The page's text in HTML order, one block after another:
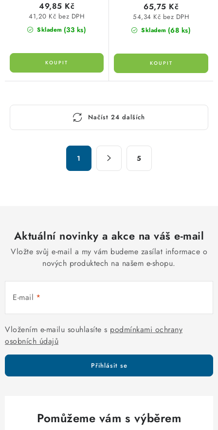
Skladem (33 ks)
41,20 Kč bez DPH
49,85 Kč
Skladem (68 ks)
54,34 Kč bez DPH
65,75 Kč
O
v
k
p
i
s
u
Načíst 24 dalších
á
n
1 5
Aktuální novinky a akce na váš e-mail
Vložte svůj e-mail a my vám budeme zasílat informace o
nových produktech na našem e-shopu.
E-mail
Vložením e-mailu souhlasíte s podmínkami ochrany
osobních údajů
Přihlásit se
Pomůžeme vám s výběrem